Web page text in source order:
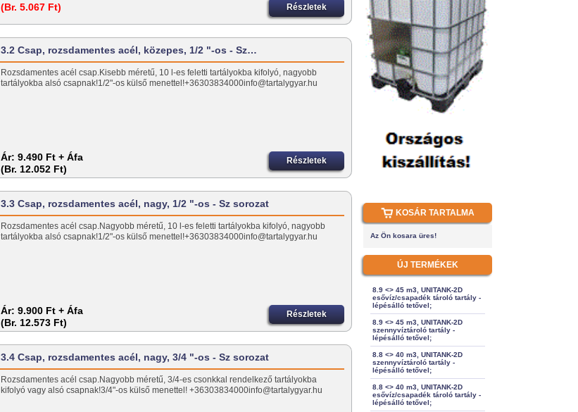
(Br. 5.067 Ft)
Részletek
3.2 Csap, rozsdamentes acél, közepes, 1/2 "-os - Sz…
Rozsdamentes acél csap.Kisebb méretű, 10 l-es feletti tartályokba kifolyó, nagyobb
tartályokba alsó csapnak!1/2"-os külső menettel!+36303834000info@tartalygyar.hu
Ár: 9.490 Ft + Áfa
(Br. 12.052 Ft)
Részletek
3.3 Csap, rozsdamentes acél, nagy, 1/2 "-os - Sz sorozat
Rozsdamentes acél csap.Nagyobb méretű, 10 l-es feletti tartályokba kifolyó, nagyobb
tartályokba alsó csapnak!1/2"-os külső menettel!+36303834000info@tartalygyar.hu
Ár: 9.900 Ft + Áfa
(Br. 12.573 Ft)
Részletek
3.4 Csap, rozsdamentes acél, nagy, 3/4 "-os - Sz sorozat
Rozsdamentes acél csap.Nagyobb méretű, 3/4-es csonkkal rendelkező tartályokba
kifolyó vagy alsó csapnak!3/4"-os külső menettel! +36303834000info@tartalygyar.hu
KOSÁR TARTALMA
Az Ön kosara üres!
ÚJ TERMÉKEK
8.9 <> 45 m3, UNITANK-2D
esővíz/csapadék tároló tartály -
lépésálló tetővel;
8.9 <> 45 m3, UNITANK-2D
szennyvíztároló tartály -
lépésálló tetővel;
8.8 <> 40 m3, UNITANK-2D
szennyvíztároló tartály -
lépésálló tetővel;
8.8 <> 40 m3, UNITANK-2D
esővíz/csapadék tároló tartály -
lépésálló tetővel;